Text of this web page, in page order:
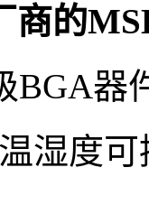
商的
BGA器
湿度